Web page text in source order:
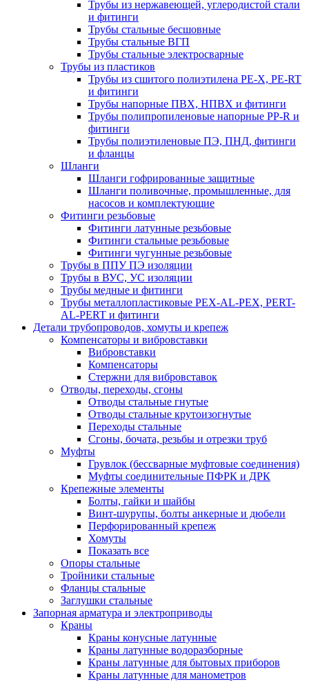
Трубы из нержавеющей, углеродистой стали
и фитинги
Трубы стальные бесшовные
Трубы стальные ВГП
Трубы стальные электросварные
Трубы из пластиков
Трубы из сшитого полиэтилена PE-X, PE-RT
и фитинги
Трубы напорные ПВХ, НПВХ и фитинги
Трубы полипропиленовые напорные PP-R и
фитинги
Трубы полиэтиленовые ПЭ, ПНД, фитинги
и фланцы
Шланги
Шланги гофрированные защитные
Шланги поливочные, промышленные, для
насосов и комплектующие
Фитинги резьбовые
Фитинги латунные резьбовые
Фитинги стальные резьбовые
Фитинги чугунные резьбовые
Трубы в ППУ ПЭ изоляции
Трубы в ВУС, УС изоляции
Трубы медные и фитинги
Трубы металлопластиковые PEX-AL-PEX, PERT-
AL-PERT и фитинги
Детали трубопроводов, хомуты и крепеж
Компенсаторы и вибровставки
Вибровставки
Компенсаторы
Стержни для вибровставок
Отводы, переходы, сгоны
Отводы стальные гнутые
Отводы стальные крутоизогнутые
Переходы стальные
Сгоны, бочата, резьбы и отрезки труб
Муфты
Грувлок (бессварные муфтовые соединения)
Муфты соединительные ПФРК и ДРК
Крепежные элементы
Болты, гайки и шайбы
Винт-шурупы, болты анкерные и дюбели
Перфорированный крепеж
Хомуты
Показать все
Опоры стальные
Тройники стальные
Фланцы стальные
Заглушки стальные
Запорная арматура и электроприводы
Краны
Краны конусные латунные
Краны латунные водоразборные
Краны латунные для бытовых приборов
Краны латунные для манометров